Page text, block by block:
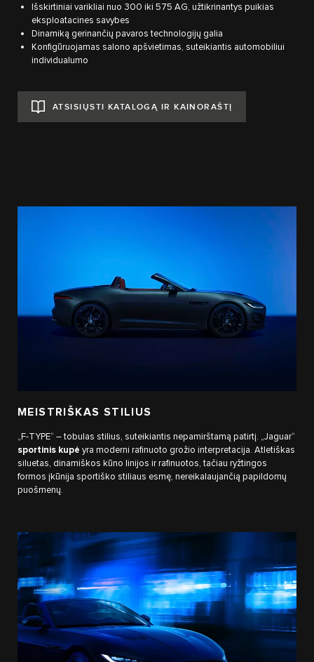
Išskirtiniai varikliai nuo 300 iki 575 AG, užtikrinantys puikias
eksploatacines savybes
Dinamiką gerinančių pavaros technologijų galia
Konfigūruojamas salono apšvietimas, suteikiantis automobiliui
individualumo
ATSISIŲSTI KATALOGĄ IR KAINORAŠTĮ
MEISTRIŠKAS STILIUS
„F-TYPE“ – tobulas stilius, suteikiantis nepamirštamą patirtį. „Jaguar“
sportinis kupė yra moderni rafinuoto grožio interpretacija. Atletiškas
siluetas, dinamiškos kūno linijos ir rafinuotos, tačiau ryžtingos
formos įkūnija sportiško stiliaus esmę, nereikalaujančią papildomų
puošmenų.